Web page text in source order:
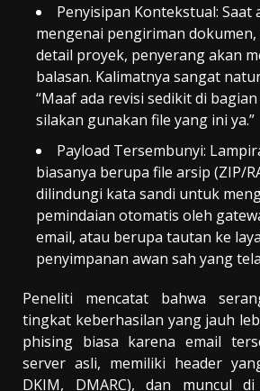
Penyisipan Kontekstual: Saat
mengenai pengiriman dokumen,
detail proyek, penyerang akan
balasan. Kalimatnya sangat
“Maaf ada revisi sedikit di
silakan gunakan file yang ini ya.”
Payload Tersembunyi:
biasanya berupa file arsip (ZIP/
dilindungi kata sandi untuk
pemindaian otomatis oleh
email, atau berupa tautan ke
penyimpanan awan sah yang
Peneliti mencatat bahwa
tingkat keberhasilan yang jauh
phising biasa karena email
server asli, memiliki header
DKIM, DMARC), dan muncul